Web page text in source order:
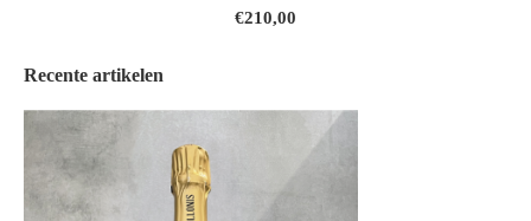
€210,00
Recente artikelen